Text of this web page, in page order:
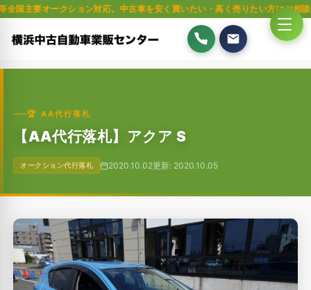
ション対応。中古車を安く買いたい・高く売りたい方はご相談ください
🏆 AA代行落札
【AA代行落札】アクア S
オークション代行落札 2020.10.02更新: 2020.10.05